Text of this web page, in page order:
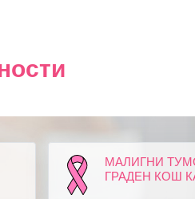
МАЛИГНИ
ГРАДЕН КОШ